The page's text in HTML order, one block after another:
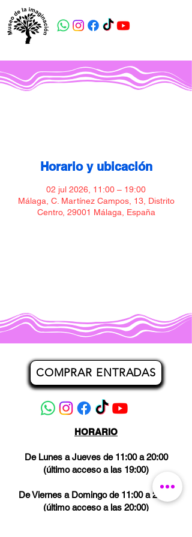
Horario y ubicación
02 jul 2026, 11:00 – 19:00
Málaga, C. Martínez Campos, 13, Distrito
Centro, 29001 Málaga, España
COMPRAR ENTRADAS
HORARIO
De Lunes a Jueves de 11:00 a 20:00
(último acceso a las 19:00)
De Viernes a Domingo de 11:00 a 21:00
(último acceso a las 20:00)